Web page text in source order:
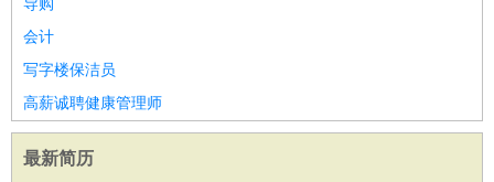
导购
会计
写字楼保洁员
高薪诚聘健康管理师
最新简历